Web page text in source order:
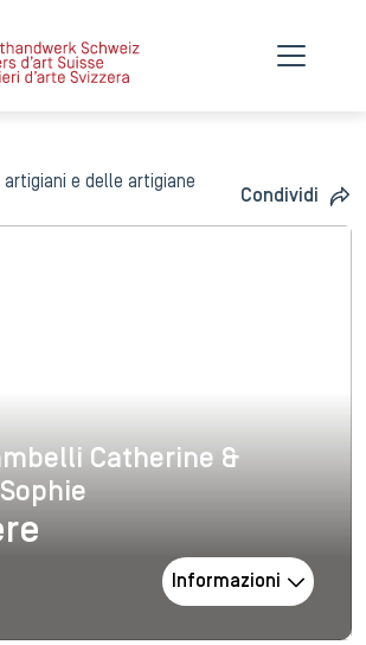
artigiani e delle artigiane
Condividi
Catherine
Catherine &
Informazioni